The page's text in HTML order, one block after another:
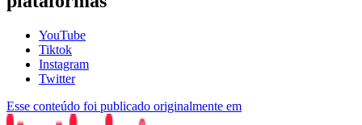
YouTube
Tiktok
Instagram
Twitter
Esse conteúdo foi publicado originalmente em